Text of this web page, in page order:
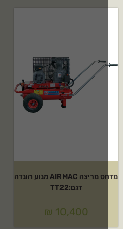
מדחס מריצה AIRMAC מנוע הונדה
₪10,400